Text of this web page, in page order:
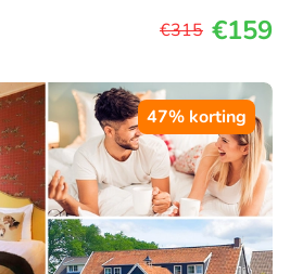
€315 €159
47% korting